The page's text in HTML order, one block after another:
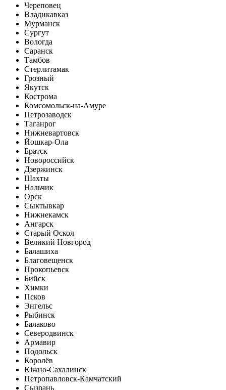
Череповец
Владикавказ
Мурманск
Сургут
Вологда
Саранск
Тамбов
Стерлитамак
Грозный
Якутск
Кострома
Комсомольск-на-Амуре
Петрозаводск
Таганрог
Нижневартовск
Йошкар-Ола
Братск
Новороссийск
Дзержинск
Шахты
Нальчик
Орск
Сыктывкар
Нижнекамск
Ангарск
Старый Оскол
Великий Новгород
Балашиха
Благовещенск
Прокопьевск
Бийск
Химки
Псков
Энгельс
Рыбинск
Балаково
Северодвинск
Армавир
Подольск
Королёв
Южно-Сахалинск
Петропавловск-Камчатский
Сызрань